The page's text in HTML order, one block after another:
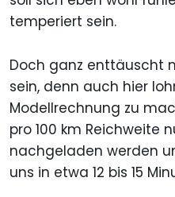
temperiert sein.
Doch ganz enttäuscht
sein, denn auch hier
Modellrechnung zu
pro 100 km Reichweite
nachgeladen werden
uns in etwa 12 bis 15